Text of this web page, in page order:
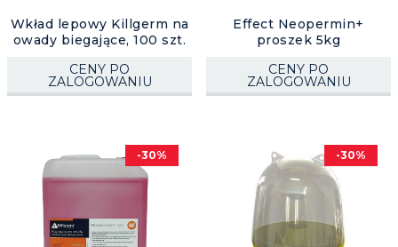
Wkład lepowy Killgerm na
owady biegające, 100 szt.
CENY PO
ZALOGOWANIU
Effect Neopermin+
proszek 5kg
CENY PO
ZALOGOWANIU
-30% -30%